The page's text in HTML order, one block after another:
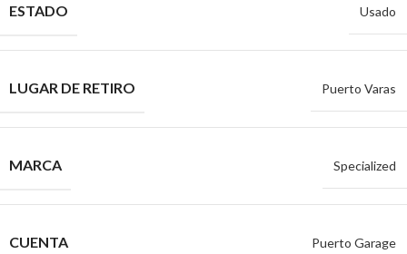
ESTADO Usado
LUGAR DE RETIRO Puerto Varas
MARCA Specialized
CUENTA Puerto Garage